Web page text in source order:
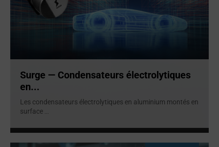
Surge — Condensateurs électrolytiques
en...
Les condensateurs électrolytiques en aluminium montés en
surface ...